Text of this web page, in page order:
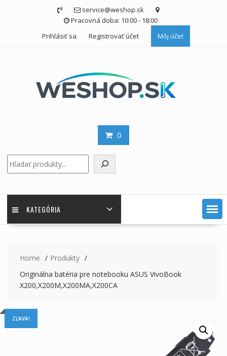
service@weshop.sk
Pracovná doba: 10:00 - 18:00
Prihlásiť sa
Registrovať účet Môj účet
0
KATEGÓRIA
Home
Produkty
Originálna batéria pre notebooku ASUS VivoBook
X200,X200M,X200MA,X200CA
ZĽAVA!